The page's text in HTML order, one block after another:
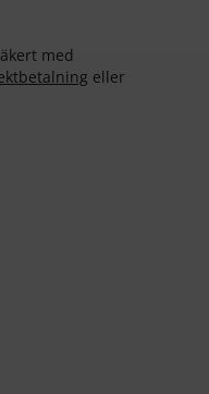
med
eller